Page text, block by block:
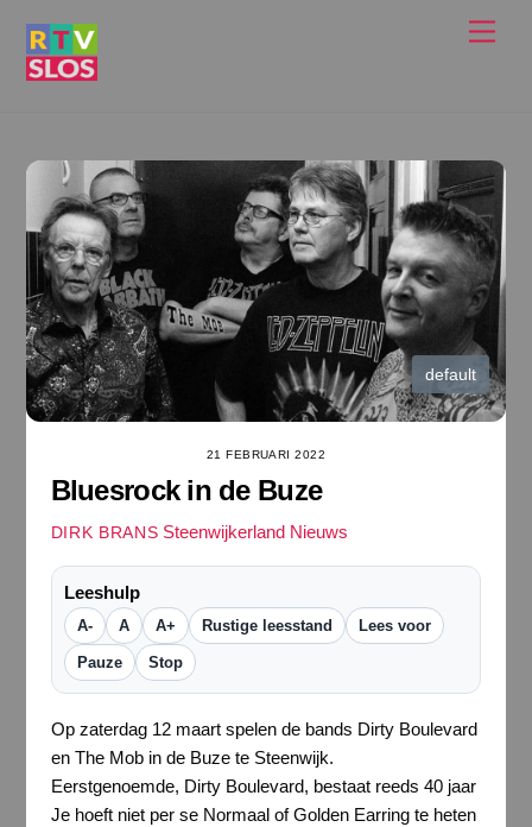
default
21 FEBRUARI 2022
Bluesrock in de Buze
DIRK BRANS Steenwijkerland Nieuws
Leeshulp
A- A A+ Rustige leesstand Lees voor
Pauze Stop
Op zaterdag 12 maart spelen de bands Dirty Boulevard
en The Mob in de Buze te Steenwijk.
Eerstgenoemde, Dirty Boulevard, bestaat reeds 40 jaar
Je hoeft niet per se Normaal of Golden Earring te heten